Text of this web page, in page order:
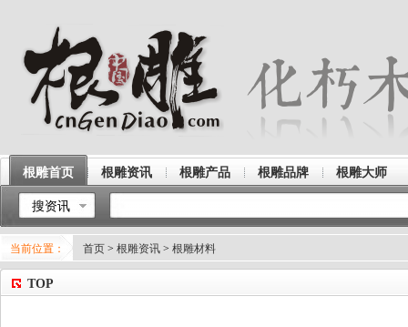
根雕首页 根雕资讯 根雕产品 根雕品牌 根雕大师
搜资讯
当前位置： 首页 > 根雕资讯 > 根雕材料
TOP